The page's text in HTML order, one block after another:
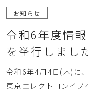
お知らせ
令和6年度情
を挙行しまし
令和6年4月4日(木)に
東京エレクトロンイノ